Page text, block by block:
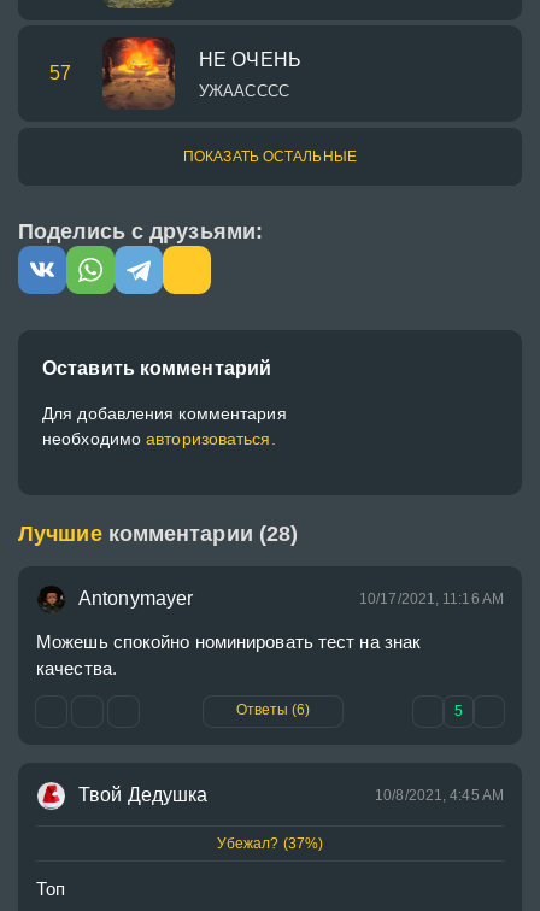
57
НЕ ОЧЕНЬ
УЖААСССС
ПОКАЗАТЬ ОСТАЛЬНЫЕ
Поделись с друзьями:
Оставить комментарий
Для добавления комментария
необходимоавторизоваться.
Лучшие комментарии (28)
Твой Дедушка 10/8/2021, 4:45 AM
Убежал? (37%)
Топ
Antonymayer 10/17/2021, 11:16 AM
Можешь спокойно номинировать тест на знак
качества.
Ответы (6) 5